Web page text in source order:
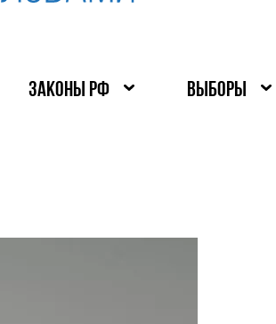
ЗАКОНЫ РФ ВЫБОРЫ